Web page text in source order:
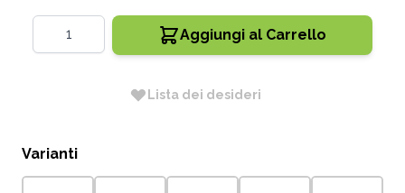
Quantità
Aggiungi al Carrello
Lista dei desideri
Varianti